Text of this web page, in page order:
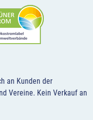
an Kunden der
Vereine. Kein Verkauf an